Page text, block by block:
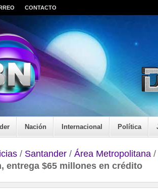
CONTACTO
Nación Internacional Política
/ Santander / Área Metropolitana /
entrega $65 millones en crédito